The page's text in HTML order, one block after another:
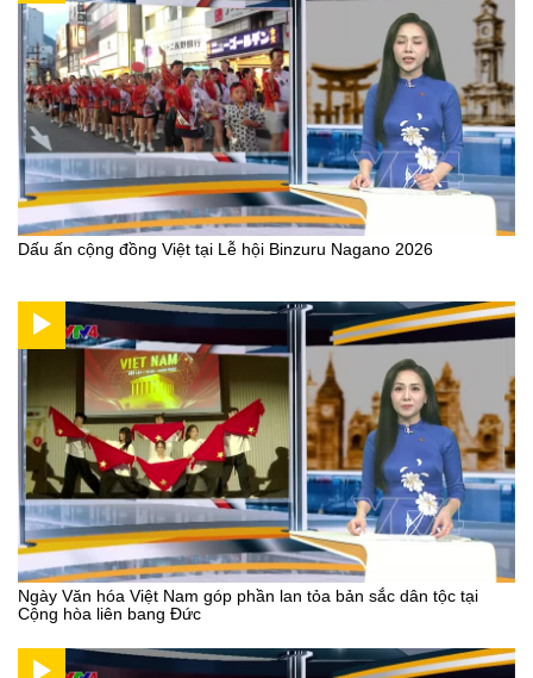
Dấu ấn cộng đồng Việt tại Lễ hội Binzuru Nagano 2026
Ngày Văn hóa Việt Nam góp phần lan tỏa bản sắc dân tộc tại
Cộng hòa liên bang Đức